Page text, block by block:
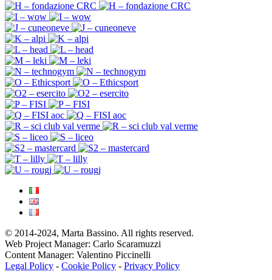
© 2014-2024, Marta Bassino. All rights reserved.
Web Project Manager: Carlo Scaramuzzi
Content Manager: Valentino Piccinelli
Legal Policy - Cookie Policy - Privacy Policy